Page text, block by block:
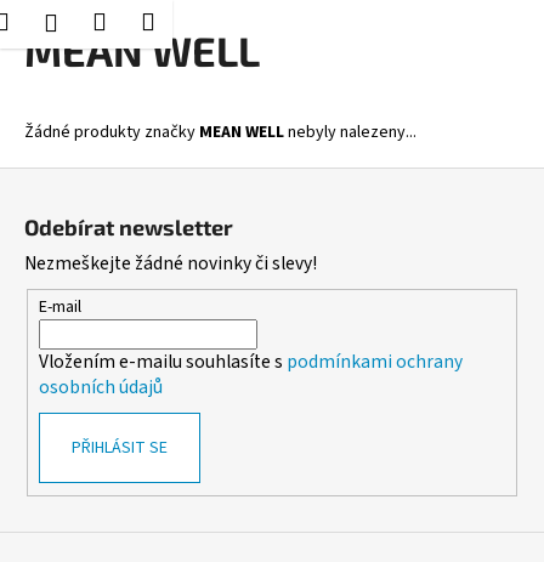
Přejít
HledatPřihlášení
Nákupní
košík
Menu
MEAN WELL
Žádné produkty značky MEAN WELLnebyly nalezeny...
K
o
Zpět
Zpět
C
o
o
t
ř
e
b
u
n
Odebírat newsletter
Nezmeškejte žádné novinky či slevy!
E-mail
Vložením e-mailu souhlasíte s podmínkami ochrany
osobních údajů
PŘIHLÁSIT SE